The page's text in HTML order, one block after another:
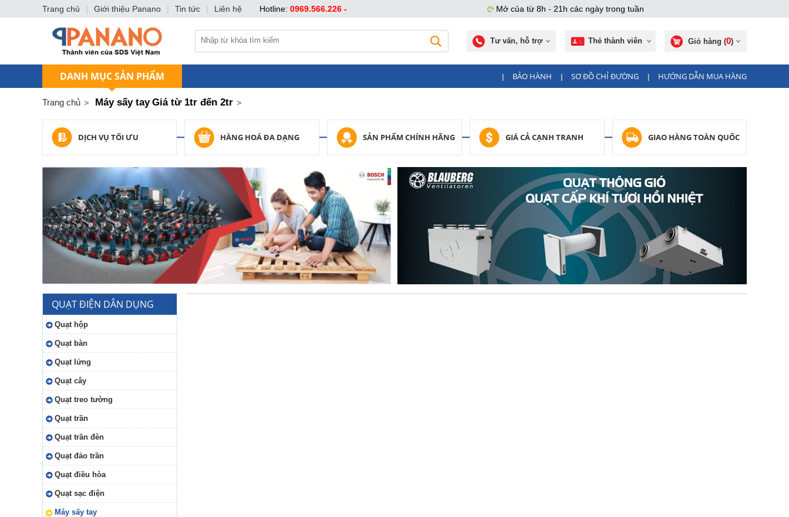
Tư vấn, hỗ trợ Thẻ thành viên Giỏ hàng (0)
DANH MỤC SẢN PHẨM BẢO HÀNH SƠ ĐỒ CHỈ ĐƯỜNG HƯỚNG DẪN MUA HÀNG
Trang chủ Máy sấy tay Giá từ 1tr đến 2tr
DỊCH VỤ TỐI ƯU HÀNG HOÁ ĐA DẠNG SẢN PHẨM CHÍNH HÃNG GIÁ CẢ CẠNH TRANH GIAO HÀNG TOÀN QUỐC
QUẠT ĐIỆN DÂN DỤNG
Quạt hộp
Quạt bàn
Quạt lửng
Quạt cây
Quạt treo tường
Quạt trần
Quạt trần đèn
Quạt đảo trần
Quạt điều hòa
Quạt sạc điện
Máy sấy tay
Mở của từ 8h - 21h các ngày trong tuần
Trang chủ | Giới thiệu Panano | Tin tức | Liên hệ Hotline: 0969.566.226 -